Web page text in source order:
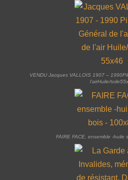
VENDU Jacques VALLOIS 1907 –
l’airHuile/
FAIRE FACE, ensemble -huile